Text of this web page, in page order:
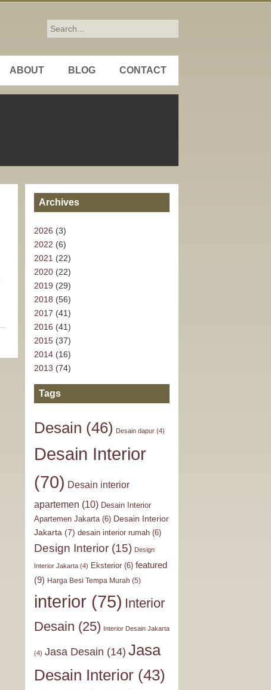
ABOUT BLOG CONTACT
Archives
2026 (3)
2022 (6)
2021 (22)
2020(22)
2019 (29)
2018 (56)
2017 (41)
2016 (41)
2015(37)
2014(16)
2013 (74)
Tags
Desain (46) Desain dapur(4)
Desain Interior
(70) Desain interior
apartemen (10) Desain Interior
Apartemen Jakarta(6) Desain Interior
Jakarta (7) desain interior rumah(6)
Design Interior(15) Design
Interior Jakarta(4) Eksterior(6) featured
(9) Harga Besi Tempa Murah (5)
interior(75) Interior
Desain (25) Interior Desain Jakarta
(4) Jasa Desain (14) Jasa
Desain Interior(43)